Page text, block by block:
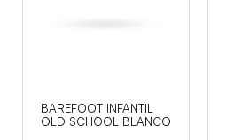
BAREFOOT INFANTIL
OLD SCHOOL BLANCO